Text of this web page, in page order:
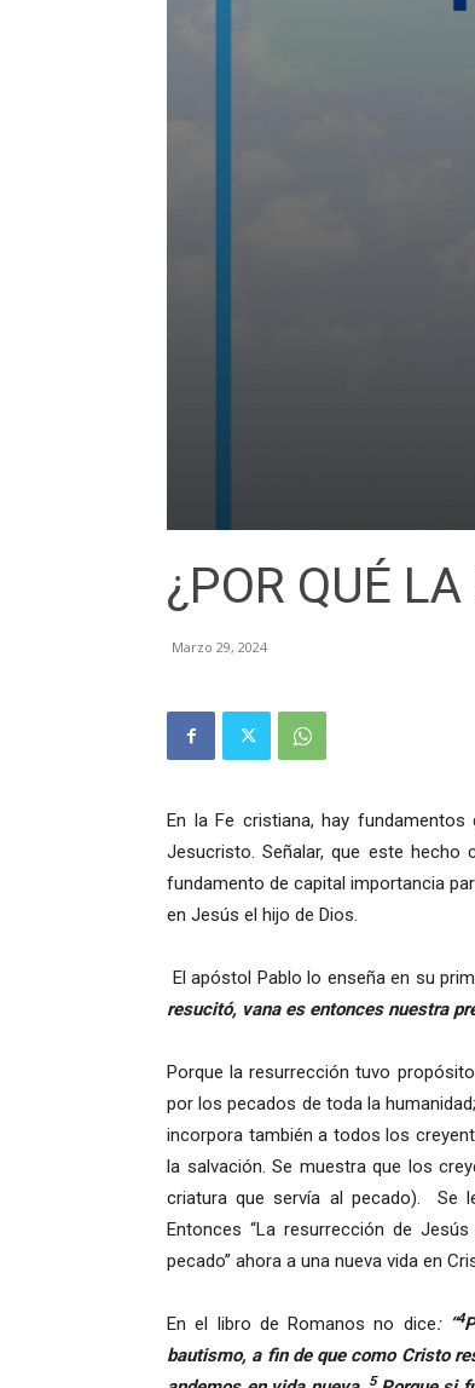
¿POR QUÉ
Marzo 29, 2024
En la Fe cristiana, hay
Jesucristo. Señalar, que este
fundamento de capital importancia
en Jesús el hijo de Dios.
El apóstol Pablo lo enseña en su
resucitó, vana es entonces nuestra
Porque la resurrección tuvo
por los pecados de toda la
incorpora también a todos los
la salvación. Se muestra que los
criatura que servía al pecado). Se
Entonces “La resurrección de
pecado” ahora a una nueva vida en
En el libro de Romanos no dice: “4
bautismo, a fin de que como Cristo
5